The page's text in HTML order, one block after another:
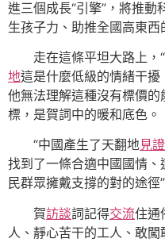
進三個成長“引擎”，將推
生孩子力、助推全國高東西
走在這條平坦大路上，
地這是什麼低級的情緒干擾
他無法理解這種沒有標價的
標，是賀詞中的暖和底色。
“中國產生了天翻地見證
找到了一條合適中國國情
民群眾擁戴支撐的對的途徑”
賀訪談詞記得交流住通
人、靜心苦干的工人、敢